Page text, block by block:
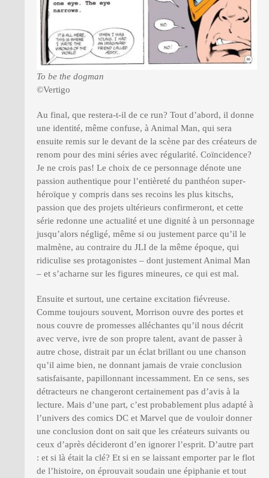
To be the dogman
©Vertigo
Au final, que restera-t-il de ce run? Tout d’abord, il donne
une identité, même confuse, à Animal Man, qui sera
ensuite remis sur le devant de la scène par des créateurs de
renom pour des mini séries avec régularité. Coïncidence?
Je ne crois pas! Le choix de ce personnage dénote une
passion authentique pour l’entièreté du panthéon super-
héroïque y compris dans ses recoins les plus kitschs,
passion que des projets ultérieurs confirmeront, et cette
série redonne une actualité et une dignité à un personnage
jusqu’alors négligé, même si ou justement parce qu’il le
malmène, au contraire du JLI de la même époque, qui
ridiculise ses protagonistes – dont justement Animal Man
– et s’acharne sur les figures mineures, ce qui est mal.
Ensuite et surtout, une certaine excitation fiévreuse.
Comme toujours souvent, Morrison ouvre des portes et
nous couvre de promesses alléchantes qu’il nous décrit
avec verve, ivre de son propre talent, avant de passer à
autre chose, distrait par un éclat brillant ou une chanson
qu’il aime bien, ne donnant jamais de vraie conclusion
satisfaisante, papillonnant incessamment. En ce sens, ses
détracteurs ne changeront certainement pas d’avis à la
lecture. Mais d’une part, c’est probablement plus adapté à
l’univers des comics DC et Marvel que de vouloir donner
une conclusion dont on sait que les créateurs suivants ou
ceux d’après décideront d’en ignorer l’esprit. D’autre part
: et si là était la clé? Et si en se laissant emporter par le flot
de l’histoire, on éprouvait soudain une épiphanie et tout